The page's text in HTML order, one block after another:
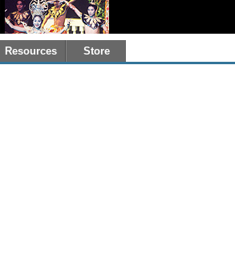
Resources Store